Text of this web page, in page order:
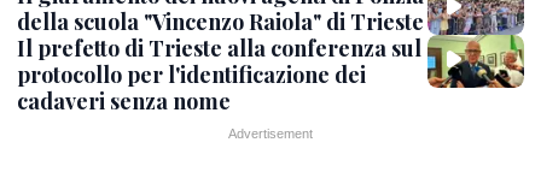
della scuola "Vincenzo Raiola" di Trieste
Il prefetto di Trieste alla conferenza sul
protocollo per l'identificazione dei
cadaveri senza nome